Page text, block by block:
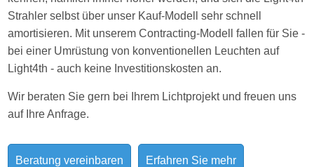
Strahler selbst über unser Kauf-Modell sehr schnell
amortisieren. Mit unserem Contracting-Modell fallen für Sie -
bei einer Umrüstung von konventionellen Leuchten auf
Light4th - auch keine Investitionskosten an.
Wir beraten Sie gern bei Ihrem Lichtprojekt und freuen uns
auf Ihre Anfrage.
Beratung vereinbaren Erfahren Sie mehr